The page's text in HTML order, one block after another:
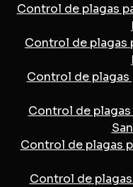
Control de plagas
Control de plagas
Control de plagas
Control de
Control de plagas
Control de